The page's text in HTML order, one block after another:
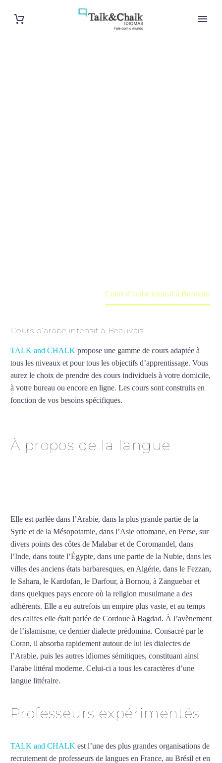
Cours d’arabe intensif à Beauvais
Cours d’arabe intensif à Beauvais
TALK and CHALK propose une gamme de cours adaptée à
tous les niveaux et pour tous les objectifs d’apprentissage. Vous
aurez le choix de prendre des cours individuels à votre domicile,
à votre bureau ou encore en ligne. Les cours sont construits en
fonction de vos besoins spécifiques.
À propos de la langue
Elle est parlée dans l’Arabie, dans la plus grande partie de la
Syrie et de la Mésopotamie, dans l’Asie ottomane, en Perse, sur
divers points des côtes de Malabar et de Coromandel, dans
l’Inde, dans toute l’Égypte, dans une partie de la Nubie, dans les
villes des anciens états barbaresques, en Algérie, dans le Fezzan,
le Sahara, le Kardofan, le Darfour, à Bornou, à Zanguebar et
dans quelques pays encore où la religion musulmane a des
adhérents. Elle a eu autrefois un empire plus vaste, et au temps
des califes elle était parlée de Cordoue à Bagdad. À l’avènement
de l’islamisme, ce dernier dialecte prédomina. Consacré par le
Coran, il absorba rapidement autour de lui les dialectes de
l’Arabie, puis les autres idiomes sémitiques, constituant ainsi
l’arabe littéral moderne. Celui-ci a tous les caractères d’une
langue littéraire.
Professeurs expérimentés
TALK and CHALK est l’une des plus grandes organisations de
recrutement de professeurs de langues en France, au Brésil et en